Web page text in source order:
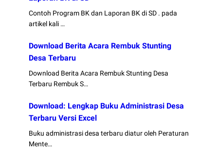
Contoh Program BK dan Laporan BK di SD . pada
artikel kali …
Download Berita Acara Rembuk Stunting
Desa Terbaru
Download Berita Acara Rembuk Stunting Desa
Terbaru Rembuk S…
Download: Lengkap Buku Administrasi Desa
Terbaru Versi Excel
Buku administrasi desa terbaru diatur oleh Peraturan
Mente…